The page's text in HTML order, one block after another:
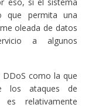
que permita una
oleada de datos
a algunos
como la que
los ataques de
es relativamente